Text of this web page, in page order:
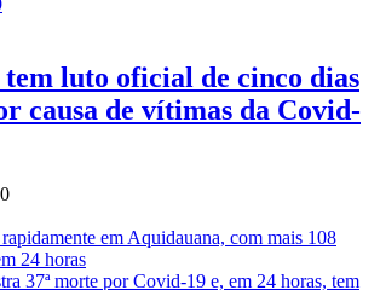
luto oficial de cinco dias
causa de vítimas da Covid-